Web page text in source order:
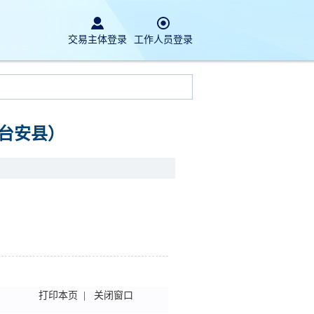
交易主体登录 工作人员登录
安县）
打印本页 关闭窗口